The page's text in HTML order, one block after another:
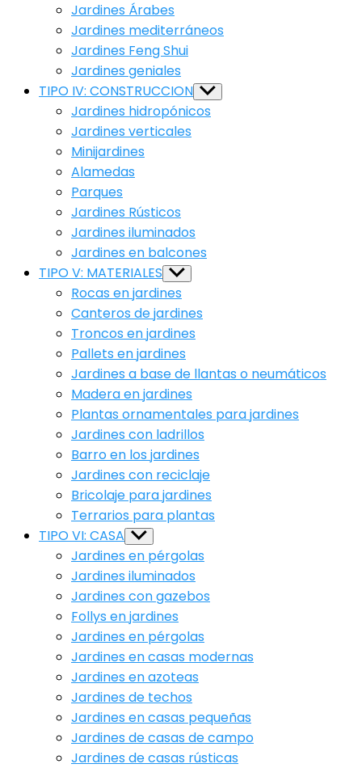
Jardines Árabes
Jardines mediterráneos
Jardines Feng Shui
Jardines geniales
TIPO IV: CONSTRUCCION Show
sub
menu
Jardines hidropónicos
Jardines verticales
Minijardines
Alamedas
Parques
Jardines Rústicos
Jardines iluminados
Jardines en balcones
TIPO V: MATERIALES Show
sub
menu
Rocas en jardines
Canteros de jardines
Troncos en jardines
Pallets en jardines
Jardines a base de llantas o neumáticos
Madera en jardines
Plantas ornamentales para jardines
Jardines con ladrillos
Barro en los jardines
Jardines con reciclaje
Bricolaje para jardines
Terrarios para plantas
TIPO VI: CASA Show
sub
menu
Jardines en pérgolas
Jardines iluminados
Jardines con gazebos
Follys en jardines
Jardines en pérgolas
Jardines en casas modernas
Jardines en azoteas
Jardines de techos
Jardines en casas pequeñas
Jardines de casas de campo
Jardines de casas rústicas